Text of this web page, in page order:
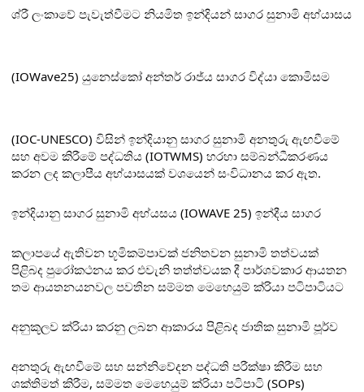
ශ්රී ලංකාවේ පැවැත්වීමට නියමිත ඉන්දියන් සාගර සුනාමි අභ්යාසය
(IOWave25) යුනෙස්කෝ අන්තර් රාජ්ය සාගර විද්යා කොමිසම
(IOC-UNESCO) විසින් ඉන්දියානු සාගර සුනාමි අනතුරු ඇඟවීමේ
සහ අවම කිරීමේ පද්ධතිය (IOTWMS) හරහා සම්බන්ධීකරණය
කරන ලද කලාපීය අභ්යාසයක් වශයෙන් සංවිධානය කර ඇත.
ඉන්දියානු සාගර සුනාමි අභ්යසය (IOWAVE 25) ඉන්දීය සාගර
කලාපයේ ඇතිවන භූමිකම්පාවක් ජනිතවන සුනාමි තත්වයක්
පිළිබද පුරෝකථනය කර එවැනි තත්ත්වයක දී පාර්ශවකාර ආයතන
තම ආයතනයනවල පවතින සම්මත මෙහෙයුම් ක්රියා පටිපාටියට
අනුකූලව ක්රියා කරනු ලබන ආකාරය පිළිබද ජාතික සුනාමි පූර්ව
අනතුරු ඇඟවීමේ සහ සන්නිවේදන පද්ධති පරීක්ෂා කිරීම සහ
ශක්තිමත් කිරීම, සම්මත මෙහෙයුම් ක්රියා පටිපාටි (SOPs)